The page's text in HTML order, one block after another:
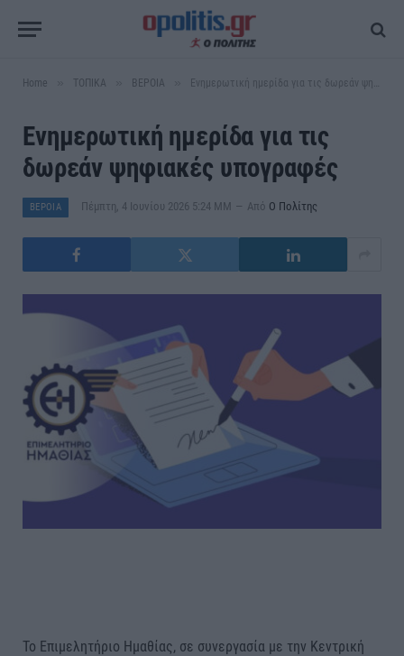
Home ΤΟΠΙΚΑ ΒΕΡΟΙΑ Ενημερωτική ημερίδα για τις δωρεάν ψηφιακές υπογραφές
Ενημερωτική ημερίδα για τις
δωρεάν ψηφιακές υπογραφές
ΒΕΡΟΙΑ Πέμπτη, 4 Ιουνίου 2026 5:24 ΜΜ Από Ο Πολίτης
Το Επιμελητήριο Ημαθίας, σε συνεργασία με την Κεντρική